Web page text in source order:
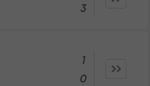
3
1
0